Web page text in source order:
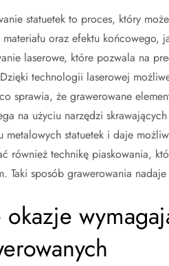
statuetek to proces, który
oraz efektu końcowego,
laserowe, które pozwala na
technologii laserowej
sprawia, że grawerowane
na użyciu narzędzi
metalowych statuetek i daje
również technikę piaskowania,
Taki sposób grawerowania
okazje